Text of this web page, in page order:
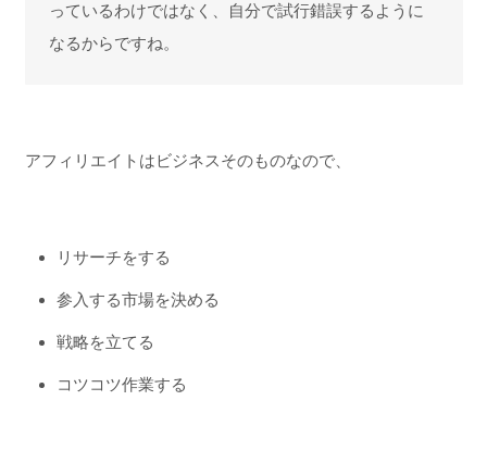
っているわけではなく、自分で試行錯誤するように
なるからですね。
アフィリエイトはビジネスそのものなので、
リサーチをする
参入する市場を決める
戦略を立てる
コツコツ作業する